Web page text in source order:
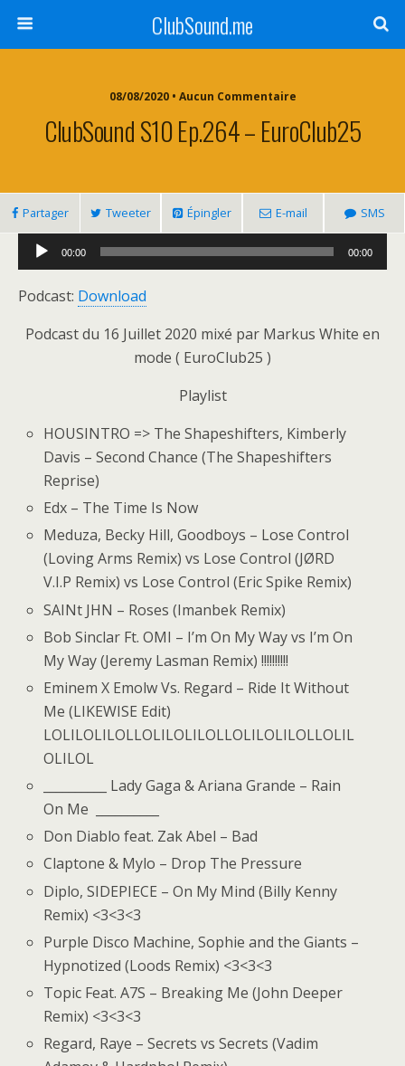
ClubSound.me
08/08/2020 • Aucun Commentaire
ClubSound S10 Ep.264 – EuroClub25
Partager Tweeter Épingler E-mail SMS
Lecteur
audio
00:00 00:00
Podcast: Download
Podcast du 16 Juillet 2020 mixé par Markus White en
mode ( EuroClub25 )
Playlist
HOUSINTRO => The Shapeshifters, Kimberly
Davis – Second Chance (The Shapeshifters
Reprise)
Edx – The Time Is Now
Meduza, Becky Hill, Goodboys – Lose Control
(Loving Arms Remix) vs Lose Control (JØRD
V.I.P Remix) vs Lose Control (Eric Spike Remix)
SAINt JHN – Roses (Imanbek Remix)
Bob Sinclar Ft. OMI – I’m On My Way vs I’m On
My Way (Jeremy Lasman Remix) !!!!!!!!!!
Eminem X Emolw Vs. Regard – Ride It Without
Me (LIKEWISE Edit)
LOLILOLILOLLOLILOLILOLLOLILOLILOLLOLIL
OLILOL
__________ Lady Gaga & Ariana Grande – Rain
On Me __________
Don Diablo feat. Zak Abel – Bad
Claptone & Mylo – Drop The Pressure
Diplo, SIDEPIECE – On My Mind (Billy Kenny
Remix) <3<3<3
Purple Disco Machine, Sophie and the Giants –
Hypnotized (Loods Remix) <3<3<3
Topic Feat. A7S – Breaking Me (John Deeper
Remix) <3<3<3
Regard, Raye – Secrets vs Secrets (Vadim